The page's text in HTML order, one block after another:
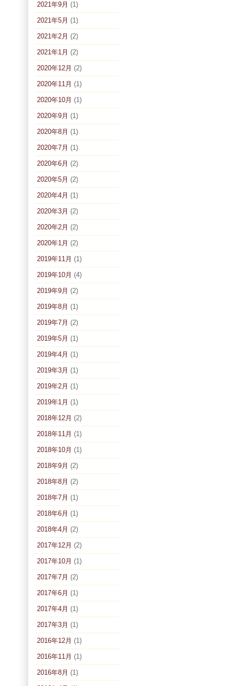
2021年9月 (1)
2021年5月 (1)
2021年2月 (2)
2021年1月 (2)
2020年12月 (2)
2020年11月 (1)
2020年10月 (1)
2020年9月 (1)
2020年8月 (1)
2020年7月 (1)
2020年6月 (2)
2020年5月 (2)
2020年4月 (1)
2020年3月 (2)
2020年2月 (2)
2020年1月 (2)
2019年11月 (1)
2019年10月 (4)
2019年9月 (2)
2019年8月 (1)
2019年7月 (2)
2019年5月 (1)
2019年4月 (1)
2019年3月 (1)
2019年2月 (1)
2019年1月 (1)
2018年12月 (2)
2018年11月 (1)
2018年10月 (1)
2018年9月 (2)
2018年8月 (2)
2018年7月 (1)
2018年6月 (1)
2018年4月 (2)
2017年12月 (2)
2017年10月 (1)
2017年7月 (2)
2017年6月 (1)
2017年4月 (1)
2017年3月 (1)
2016年12月 (1)
2016年11月 (1)
2016年8月 (1)